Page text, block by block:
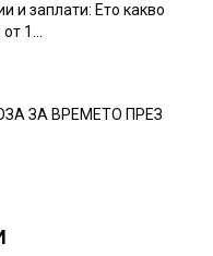
и заплати: Ето какво
1...
ЗА ВРЕМЕТО ПРЕЗ